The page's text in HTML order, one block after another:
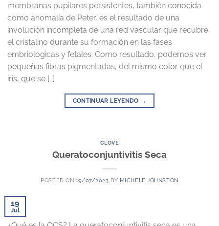
membranas pupilares persistentes, también conocida
como anomalía de Peter, es el resultado de una
involución incompleta de una red vascular que recubre
el cristalino durante su formación en las fases
embriológicas y fetales. Como resultado, podemos ver
pequeñas fibras pigmentadas, del mismo color que el
iris, que se […]
CONTINUAR LEYENDO →
CLOVE
Queratoconjuntivitis Seca
POSTED ON 19/07/2023 BY MICHELE JOHNSTON
19
Jul